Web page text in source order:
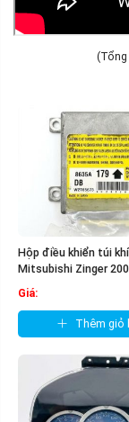
Hộp điều khiển túi
Mitsubishi Zinger
Giá:
Thêm giỏ